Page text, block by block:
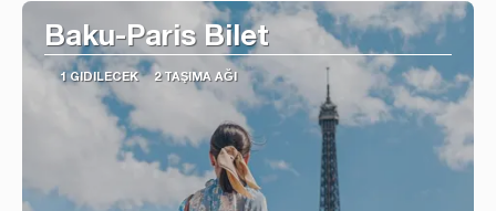
Baku-Paris Bilet
1 GIDILECEK 2 TAŞIMA AĞI